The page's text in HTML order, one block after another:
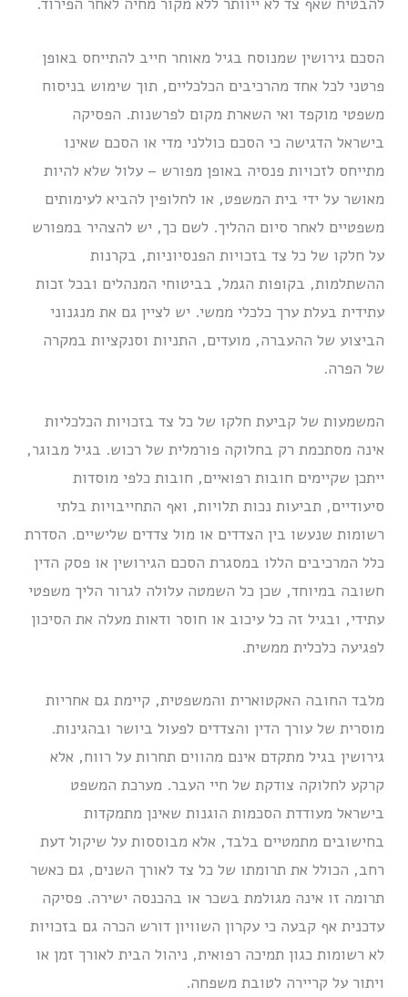
להבטיח שאף צד לא ייוותר ללא מקור מחיה לאחר הפירוד.
הסכם גירושין שמנוסח בגיל מאוחר חייב להתייחס באופן
פרטני לכל אחד מהרכיבים הכלכליים, תוך שימוש בניסוח
משפטי מוקפד ואי השארת מקום לפרשנות. הפסיקה
בישראל הדגישה כי הסכם כוללני מדי או הסכם שאינו
מתייחס לזכויות פנסיה באופן מפורש – עלול שלא להיות
מאושר על ידי בית המשפט, או לחלופין להביא לעימותים
משפטיים לאחר סיום ההליך. לשם כך, יש להצהיר במפורש
על חלקו של כל צד בזכויות הפנסיוניות, בקרנות
ההשתלמות, בקופות הגמל, בביטוחי המנהלים ובכל זכות
עתידית בעלת ערך כלכלי ממשי. יש לציין גם את מנגנוני
הביצוע של ההעברה, מועדים, התניות וסנקציות במקרה
של הפרה.
המשמעות של קביעת חלקו של כל צד בזכויות הכלכליות
אינה מסתכמת רק בחלוקה פורמלית של רכוש. בגיל מבוגר,
ייתכן שקיימים חובות רפואיים, חובות כלפי מוסדות
סיעודיים, תביעות נכות תלויות, ואף התחייבויות בלתי
רשומות שנעשו בין הצדדים או מול צדדים שלישיים. הסדרת
כלל המרכיבים הללו במסגרת הסכם הגירושין או פסק הדין
חשובה במיוחד, שכן כל השמטה עלולה לגרור הליך משפטי
עתידי, ובגיל זה כל עיכוב או חוסר ודאות מעלה את הסיכון
לפגיעה כלכלית ממשית.
מלבד החובה האקטוארית והמשפטית, קיימת גם אחריות
מוסרית של עורך הדין והצדדים לפעול ביושר ובהגינות.
גירושין בגיל מתקדם אינם מהווים תחרות על רווח, אלא
קרקע לחלוקה צודקת של חיי העבר. מערכת המשפט
בישראל מעודדת הסכמות הוגנות שאינן מתמקדות
בחישובים מתמטיים בלבד, אלא מבוססות על שיקול דעת
רחב, הכולל את תרומתו של כל צד לאורך השנים, גם כאשר
תרומה זו אינה מגולמת בשכר או בהכנסה ישירה. פסיקה
עדכנית אף קבעה כי עקרון השוויון דורש הכרה גם בזכויות
לא רשומות כגון תמיכה רפואית, ניהול הבית לאורך זמן או
ויתור על קריירה לטובת משפחה.